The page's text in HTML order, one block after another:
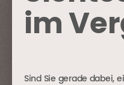
im
Sind Sie gerade dabei,